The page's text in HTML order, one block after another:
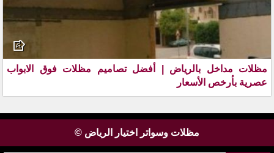
مظلات مداخل بالرياض | أفضل تصاميم مظلات فوق الابواب
عصرية بأرخص الأسعار
مظلات وسواتر اختيار الرياض ©